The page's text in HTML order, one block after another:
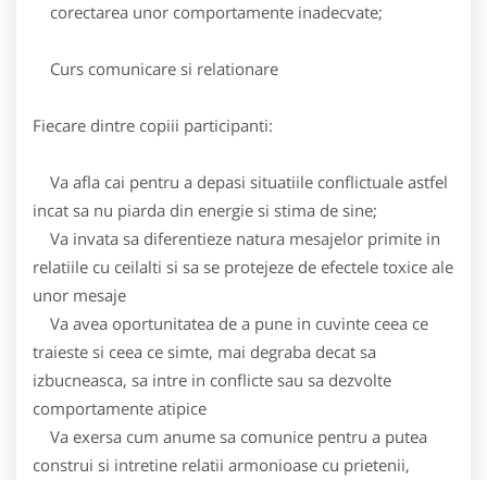
corectarea unor comportamente inadecvate;
Curs comunicare si relationare
Fiecare dintre copiii participanti:
Va afla cai pentru a depasi situatiile conflictuale astfel
incat sa nu piarda din energie si stima de sine;
Va invata sa diferentieze natura mesajelor primite in
relatiile cu ceilalti si sa se protejeze de efectele toxice ale
unor mesaje
Va avea oportunitatea de a pune in cuvinte ceea ce
traieste si ceea ce simte, mai degraba decat sa
izbucneasca, sa intre in conflicte sau sa dezvolte
comportamente atipice
Va exersa cum anume sa comunice pentru a putea
construi si intretine relatii armonioase cu prietenii,